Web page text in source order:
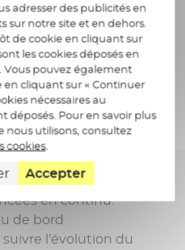
liste des
et lancer les
en continu.
de bord
l’évolution du
adresser des publicités en
sur notre site et en dehors.
de cookie en cliquant sur
les cookies déposés en
Vous pouvez également
cliquant sur « Continuer
nécessaires au
déposés. Pour en savoir plus
nous utilisons, consultez
cookies.
Accepter